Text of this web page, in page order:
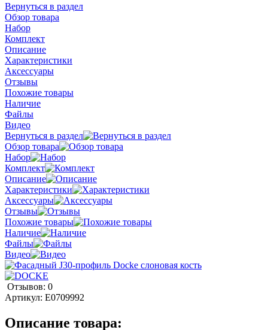
Вернуться в раздел
Обзор товара
Набор
Комплект
Описание
Характеристики
Аксессуары
Отзывы
Похожие товары
Наличие
Файлы
Видео
Вернуться в раздел
Обзор товара
Набор
Комплект
Описание
Характеристики
Аксессуары
Отзывы
Похожие товары
Наличие
Файлы
Видео
Отзывов: 0
Артикул: E0709992
Описание товара: